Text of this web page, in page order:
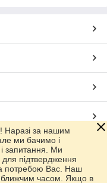
Наразі за нашим
ми бачимо і
запитання. Ми
підтвердження
потребою Вас. Наш
часом. Якщо в